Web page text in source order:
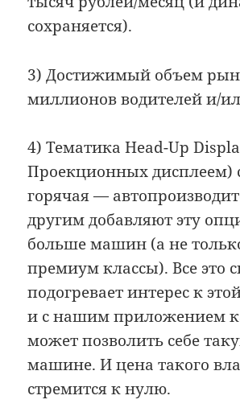
сохраняется).
3) Достижимый объем
миллионов водителей и/
4) Тематика Head-Up
Проекционных дисплеем)
горячая —
другим добавляют эту
больше машин (а не
премиум классы). Все это
подогревает интерес к
и с нашим приложением
может позволить себе
машине. И цена такого
стремится к нулю.